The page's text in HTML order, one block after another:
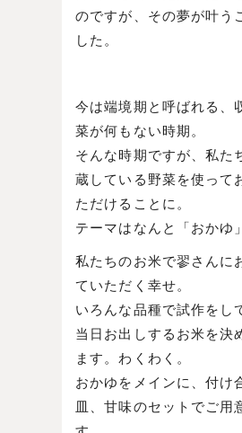
のですが、その夢が叶う
した。
今は端境期と呼ばれる、
菜が何もない時期。
そんな時期ですが、私た
蔵している野菜を使って
ただけることに。
テーマはなんと「おかゆ
私たちのお米で翏さんに
ていただく幸せ。
いろんな品種で試作をし
当日お出しするお米を決
ます。わくわく。
おかゆをメインに、付け
皿、甘味のセットでご用